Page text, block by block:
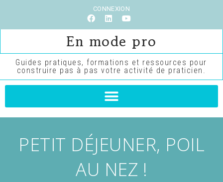
CONNEXION
En mode pro
Guides pratiques, formations et ressources pour
construire pas à pas votre activité de praticien.
PETIT DÉJEUNER, POIL
AU NEZ !